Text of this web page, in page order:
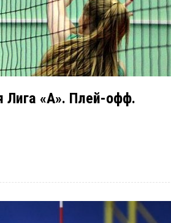
Лига «А». Плей-офф.